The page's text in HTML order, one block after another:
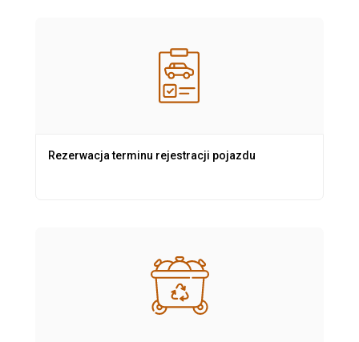
Rezerwacja terminu rejestracji pojazdu